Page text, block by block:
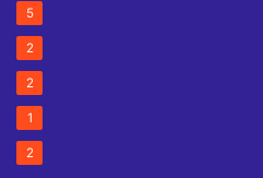
5
2
2
1
2